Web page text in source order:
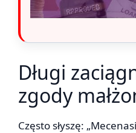
Długi
zgody
Często słyszę: